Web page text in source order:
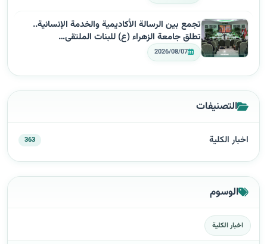
تجمع بين الرسالة الأكاديمية والخدمة الإنسانية..
تطلق جامعة الزهراء (ع) للبنات الملتقى…
2026/08/07
التصنيفات
اخبار الكلية 363
الوسوم
اخبار الكلية